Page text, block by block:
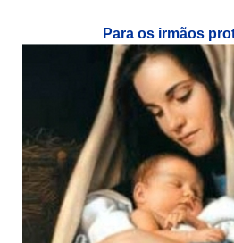
Para os irmãos